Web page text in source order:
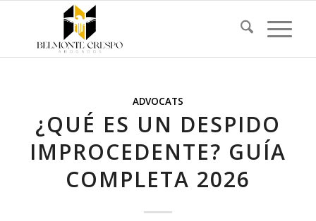
ADVOCATS
¿QUÉ ES UN DESPIDO
IMPROCEDENTE? GUÍA
COMPLETA 2026